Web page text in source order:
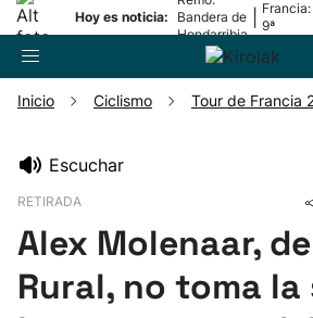
Hoy es noticia:
Bandera de
Hondarribia
Francia:
9ª
Pelota
Inicio Ciclismo Tour de Francia
Escuchar
RETIRADA
Alex Molenaar,
Rural, no toma la